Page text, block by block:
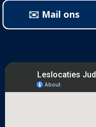
✉️ Mail ons